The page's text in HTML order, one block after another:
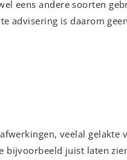
eens andere soorten
advisering is daarom
veelal gelakte
bijvoorbeeld juist laten